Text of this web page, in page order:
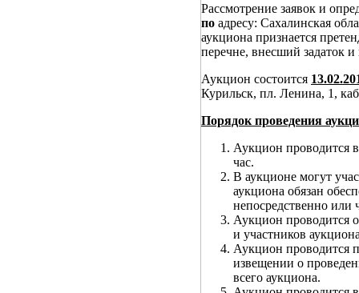
Рассмотрение заявок и
по адресу: Сахалинская
аукциона признается
перечне, внесший задаток
Аукцион состоится
Курильск, пл. Ленина, 1,
Порядок проведения
Аукцион проводится
час.
В аукционе могут
аукциона обязан
непосредственно или
Аукцион проводится
и участников
Аукцион проводится
извещении о
всего аукциона.